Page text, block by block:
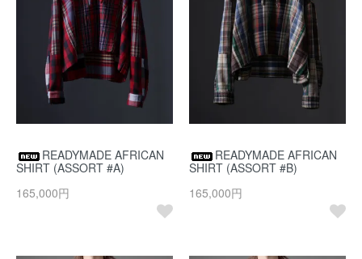
READYMADE AFRICAN
SHIRT (ASSORT #A)
165,000円
READYMADE AFRICAN
SHIRT (ASSORT #B)
165,000円